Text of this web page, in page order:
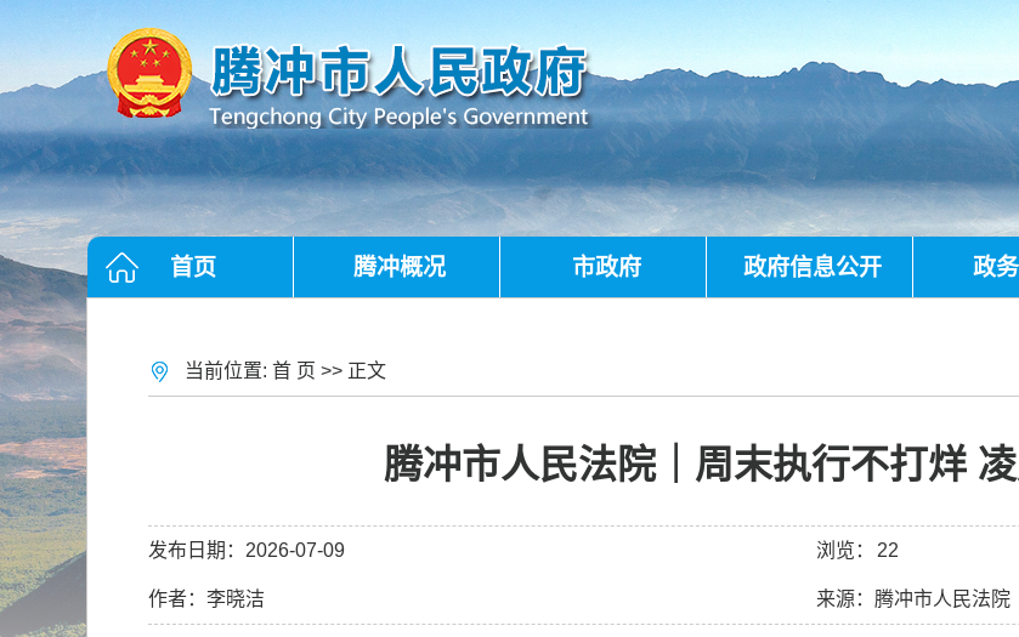
首页 腾冲概况 市政府 政府信息公开 政
当前位置: 首 页 >> 正文
腾冲市人民法院｜周末执行不打烊
发布日期：2026-07-09 22
浏览：
作者：李晓洁 来源：腾冲市人民法院